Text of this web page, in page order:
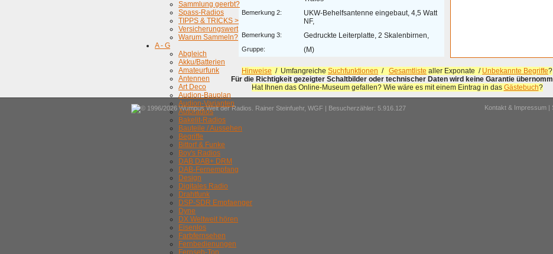
Sammlung geerbt?
Spass-Radios
TIPPS & TRICKS >
Versicherungswert
Warum Sammeln?
A - G
Abgleich
Akku/Batterien
Amateurfunk
Antennen
Art Deco
Audion-Bauplan
Audion-Varianten
Autoradios
Bakelit-Radios
Bauteile / Aussehen
Begriffe
Bittorf & Funke
Boy's Radios
DAB DAB+ DRM
DAB-Fernempfang
Design
Digitales Radio
Drahtfunk
DSP-SDR Empfaenger
Dyne
DX Weltweit hören
Eisenlos
Farbfernsehen
Fernbedienungen
Fernseh-Ton
Bemerkung 2:
UKW-Behelfsantenne eingebaut, 4,5 Watt
NF,
Bemerkung 3: Gedruckte Leiterplatte, 2 Skalenbirnen,
Gruppe: (M)
Hinweise / Umfangreiche Suchfunktionen / Gesamtliste aller Exponate / Unbekannte Begriffe?
Für die Richtigkeit gezeigter Schaltbilder oder technischer Daten wird keine Garantie
Hat Ihnen das Online-Museum gefallen? Wie wäre es mit einem Eintrag in das Gästebuch?
© 1996/2026 Wumpus Welt der Radios. Rainer Steinfuehr, WGF | Besucherzähler: 5.916.127 Kontakt & Impressum |